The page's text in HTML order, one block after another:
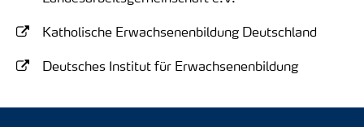
Katholische Erwachsenenbildung Deutschland
Deutsches Institut für Erwachsenenbildung